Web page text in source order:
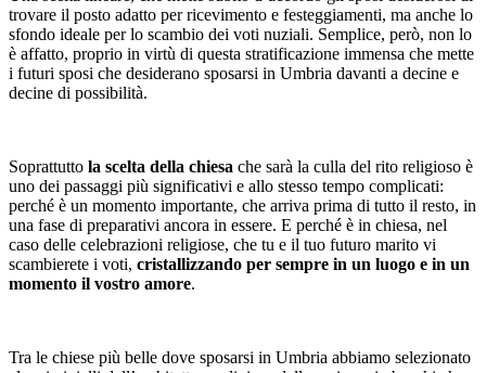
trovare il posto adatto per ricevimento e festeggiamenti, ma anche lo
sfondo ideale per lo scambio dei voti nuziali. Semplice, però, non lo
è affatto, proprio in virtù di questa stratificazione immensa che mette
i futuri sposi che desiderano sposarsi in Umbria davanti a decine e
decine di possibilità.
Soprattutto la scelta della chiesa che sarà la culla del rito religioso è
uno dei passaggi più significativi e allo stesso tempo complicati:
perché è un momento importante, che arriva prima di tutto il resto, in
una fase di preparativi ancora in essere. E perché è in chiesa, nel
caso delle celebrazioni religiose, che tu e il tuo futuro marito vi
scambierete i voti, cristallizzando per sempre in un luogo e in un
momento il vostro amore.
Tra le chiese più belle dove sposarsi in Umbria abbiamo selezionato